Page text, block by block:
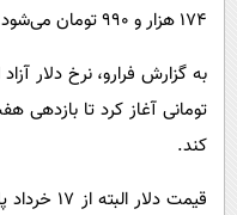
174 هزار و 990 تومان می‌شود.
تومانی آغاز کرد تا بازدهی
کند.
قیمت